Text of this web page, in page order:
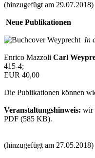
(hinzugefügt am 29.07.2018)
Neue Publikationen
In
Enrico Mazzoli Carl
415-4;
EUR 40,00
Die Publikationen können
Veranstaltungshinweis: wir
PDF (585 KB).
(hinzugefügt am 27.05.2018)